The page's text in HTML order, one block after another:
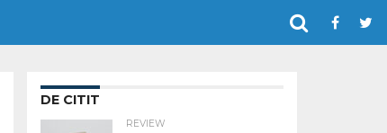
DE CITIT
REVIEW